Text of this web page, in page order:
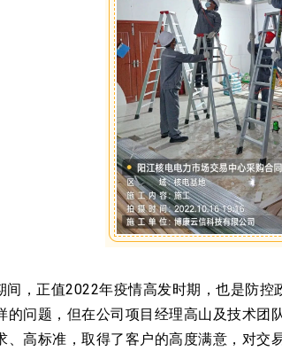
正值2022年疫情高发时期，也是防控
的问题，但在公司项目经理高山及技术
、高标准，取得了客户的高度满意，对交